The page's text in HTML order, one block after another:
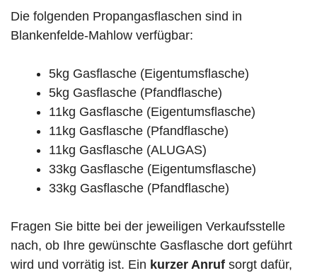
Die folgenden Propangasflaschen sind in
Blankenfelde-Mahlow verfügbar:
5kg Gasflasche (Eigentumsflasche)
5kg Gasflasche (Pfandflasche)
11kg Gasflasche (Eigentumsflasche)
11kg Gasflasche (Pfandflasche)
11kg Gasflasche (ALUGAS)
33kg Gasflasche (Eigentumsflasche)
33kg Gasflasche (Pfandflasche)
Fragen Sie bitte bei der jeweiligen Verkaufsstelle
nach, ob Ihre gewünschte Gasflasche dort geführt
wird und vorrätig ist. Ein kurzer Anruf sorgt dafür,